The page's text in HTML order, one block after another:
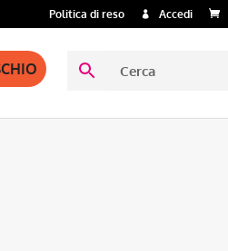
Politica di reso Accedi